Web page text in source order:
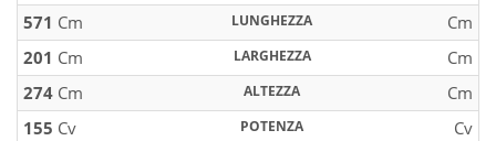
571 Cm LUNGHEZZA
Cm
201 Cm LARGHEZZA
Cm
274 Cm ALTEZZA
Cm
155 Cv POTENZA
Cv